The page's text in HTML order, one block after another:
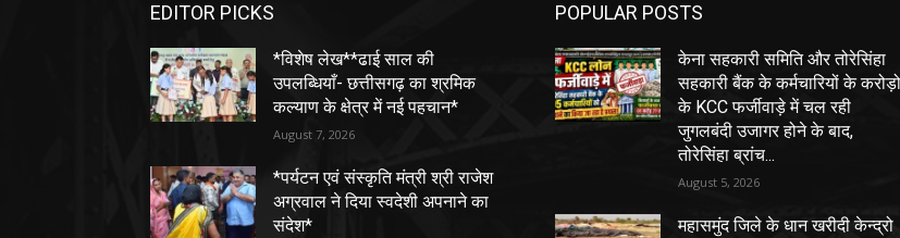
EDITOR PICKS
*विशेष लेख**ढाई साल की
उपलब्धियाँ- छत्तीसगढ़ का श्रमिक
कल्याण के क्षेत्र में नई पहचान*
August 7, 2026
*पर्यटन एवं संस्कृति मंत्री श्री राजेश
अग्रवाल ने दिया स्वदेशी अपनाने का
संदेश*
POPULAR POSTS
केना सहकारी समिति और तोरेसिंहा
सहकारी बैंक के कर्मचारियों के करोड़ो
के KCC फर्जीवाड़े में चल रही
जुगलबंदी उजागर होने के बाद,
तोरेसिंहा ब्रांच...
August 5, 2026
महासमुंद जिले के धान खरीदी केन्द्रो